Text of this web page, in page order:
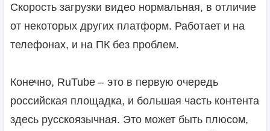
Скорость загрузки видео нормальная, в отличие
от некоторых других платформ. Работает и на
телефонах, и на ПК без проблем.
Конечно, RuTube – это в первую очередь
российская площадка, и большая часть контента
здесь русскоязычная. Это может быть плюсом,